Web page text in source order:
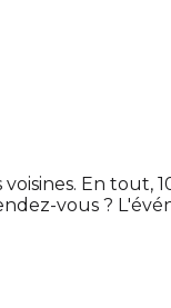
En
vous ?